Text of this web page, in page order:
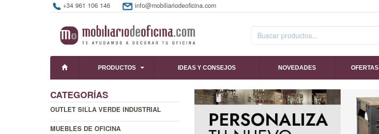
+34 961 106 146 info@mobiliariodeoficina.com
PRODUCTOS IDEAS Y CONSEJOS NOVEDADES OFERTAS
CATEGORÍAS
OUTLET SILLA VERDE INDUSTRIAL
MUEBLES DE OFICINA